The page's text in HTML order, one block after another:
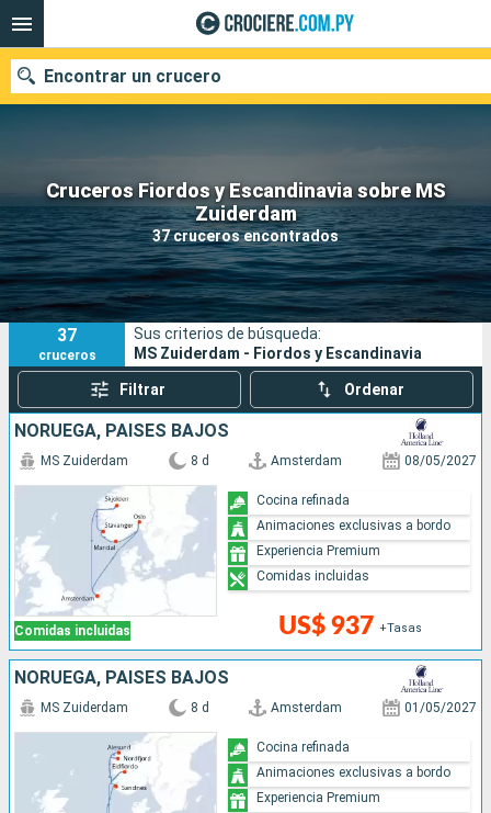
Cruceros Fiordos y Escandinavia sobre MS
Zuiderdam
37 cruceros encontrados
Encontrar un crucero
Nuestros destinos
Fecha de salida
Puertos Compañías
Buscar
37
cruceros
Sus criterios de búsqueda:
MS Zuiderdam - Fiordos y Escandinavia
Filtrar Ordenar
NORUEGA, PAISES BAJOS
Comidas incluidas
MS Zuiderdam 8 d Amsterdam 08/05/2027
US$ 937 +Tasas
Cocina refinada
Animaciones exclusivas a bordo
Experiencia Premium
Comidas incluidas
NORUEGA, PAISES BAJOS
MS Zuiderdam 8 d Amsterdam 01/05/2027
Cocina refinada
Animaciones exclusivas a bordo
Experiencia Premium